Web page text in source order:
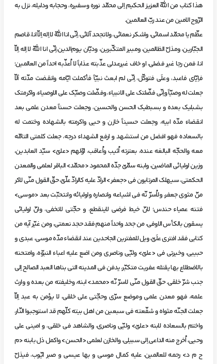
‌هذا كتاب‌ من‌ اللّه‌ العزيز الحكيم‌ اِلي‌ محمّد نوره‌ وسفيره، وحجابه‌ ودليله، نزل‌ به‌
الرّوح‌ الامين‌ من‌ عند ربّ العالمين.
‌عظّم‌ يا محمّد اسمائي، واشكر نعمائي، ولاتجحد آلائي، اِنّي انا اللّه‌ لا اِله‌ اِلاّ انا، قاصم‌
الجبّارين، ومذلّ الظالمين، ومبير المتكّبرين، وديّان‌ يوم‌الدين،اِنّي انا اللّه‌ لا اِله‌ اِلاّ
انا، فمن‌ رجا غير فضلي، او خاف‌ غيرعدلي عذّبته‌ عذاباً لا اُعذّبه‌ احداً من‌ العالمين؛
فاِيّاي فاعبد، وعلَي فتوكّل، اِنّي لم‌ ابعث‌ نبيّاً فأكملت‌ ايّامه‌ وانقضت‌ مدّته‌ اًلاّ
جعلت‌ له‌ وصيّاً واِنّي فضّلتك علي‌ الانبياء، وفضّلت‌ وصيّك علي‌ الاوصياء، واكرمتك‌
بشبليك بعده‌ و بسبطيك الحسن‌ والحسين، وجعلت‌ حسناً معدن‌ علمي بعد
انقضاء مدّه‌ ابيه، وجعلت‌ حسيناً خازن‌ و حيي واكرمته‌ بالشهاده‌ وختمت‌ له‌
بالسعاده‌ فهو افضل‌ من‌ استشهد و ارفع‌ الشهداء درجه، جعلت‌ كلمتي التامّه‌
معه‌ والحجّه‌ البالغه‌ عنده، بعترته‌ اُثيب‌ واُعاقب، اوّلهم‌ <عليّ> سيّد العابدين،
وزين‌ اوليائي الماضين، وابنه‌ سمّيّ جدّه‌ المحمود <محمّد> الباقر لعلمي والمعدن‌
الحكمتي، سيهلك المرتابون‌ في <جعفر> الرادّ عليه‌ كالرادّ علّيّ، حقّ القول‌ منّي لاكر
منّ مثوي‌ جعفر، ولاُسرّ نّه‌ في اشياعه‌ وانصاره‌ واوليائه‌ وانتحبّت‌ بعد <موسي>
فتنه‌ عمياء حندس؛ لانّ خيط‌ فرضي لاينقطع، و حجّتي لاتخفي، وانّ اوليائي
يسقون‌ بالكأس‌ الاوفي، من‌ جحد واحداً منهم‌ فقد حجد نعمتي، ومن‌ غيّر آيه‌ من‌
كتابي فقد افتري‌ علَيّ، ويل‌ للمفترين‌ الجاحدين‌ عند انقضاء مدّه‌ موسي، عبدي و
حبيبي، وخيرتي في <عليّ> وليّي وناصري ومن‌ اضع‌ عليه‌ اعباء النبوّه، وامتحنه‌
بالاضطلاع‌ بها يقتله‌ عفريت‌ متكبّر، يدفن‌ في المدينه‌ التي بناها العبد الصالح‌ اِلي‌
جنب‌ شرّ خلقي. حقّ القول‌ منّي لاسرّ نّه‌ <محمد> ابنه، وخليفته‌ من‌ بعده‌ و وارث‌
علمه، فهو معدن‌ علمي وموضع‌ سرّي وحجّتي علي‌ خلقي، لا يؤ‌من‌ به‌ عبد اِلاّ
جعلت‌ الجنّه‌ مثواه‌ و شفّعته‌ في سبعين‌ من‌ اهل‌ بيته‌ كلّهم‌ قد استوجبوا النّار،
واختم‌ بالسعاده‌ لابنه‌ <عليّ> وليّي وناصري، والشاهد في خلقي، و اميني علي‌
وحيي، اُخرج‌ منه‌ الداعي اِلي‌ سبيلي، والخازن‌ لعلمي <الحسن> واكمل‌ ذل بابنه‌ <م‌
ح‌ م‌ د> رحمه‌ للعالمين، عليه‌ كمال‌ موسي‌ و بها عيسي‌ و صبر ايّوب، فيذلّ